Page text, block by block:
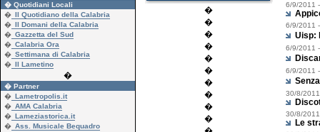
� Quotidiani Locali
� Il Quotidiano della Calabria
� Il Domani della Calabria
� Gazzetta del Sud
� Calabria Ora
� Settimana di Calabria
� Il Lametino
�
� Partner
� Lametropolis.it
� AMA Calabria
� Lameziastorica.it
� Ass. Musicale Bequadro
�
�
�
�
�
�
�
�
�
�
6/9/2011
6/9/2011
Uisp:
6/9/2011
6/9/2011
30/8/
30/8/
Le